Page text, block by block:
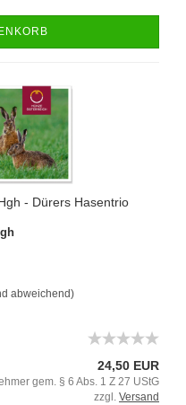
- Dürers Hasentrio
abweichend)
24,50 EUR
gem. § 6 Abs. 1 Z 27 UStG
zzgl. Versand